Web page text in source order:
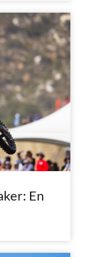
En